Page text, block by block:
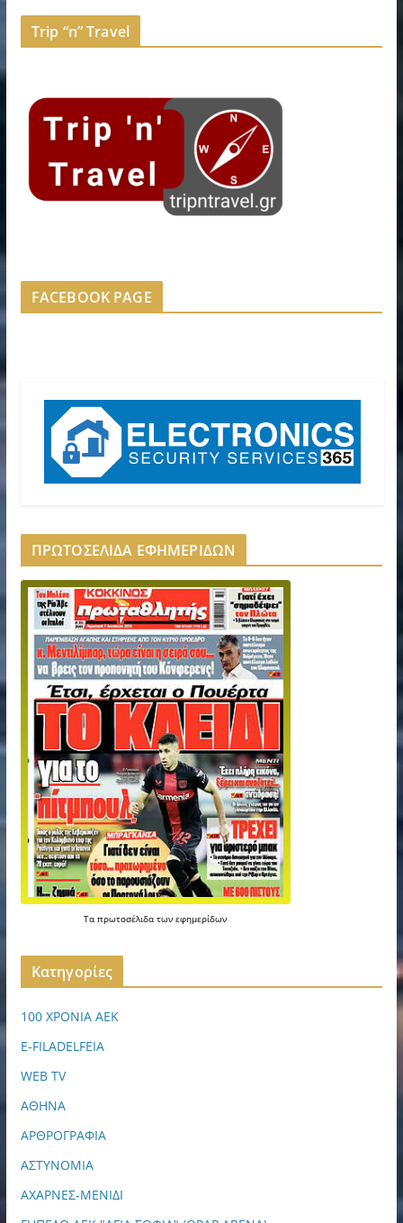
Trip “n” Travel
FACEBOOK PAGE
ΠΡΩΤΟΣΕΛΙΔΑ ΕΦΗΜΕΡΙΔΩΝ
Ταπρωτοσέλιδατωνεφημερίδων
Kατηγορίες
100 ΧΡΟΝΙΑ ΑΕΚ
E-FILADELFEIA
WEB TV
ΑΘΗΝΑ
ΑΡΘΡΟΓΡΑΦΙΑ
ΑΣΤΥΝΟΜΙΑ
ΑΧΑΡΝΕΣ-ΜΕΝΙΔΙ